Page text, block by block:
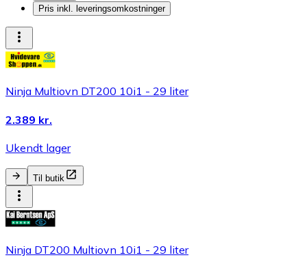
Pris inkl. leveringsomkostninger
Ninja Multiovn DT200 10i1 - 29 liter
2.389 kr.
Ukendt lager
Til butik
Ninja DT200 Multiovn 10i1 - 29 liter